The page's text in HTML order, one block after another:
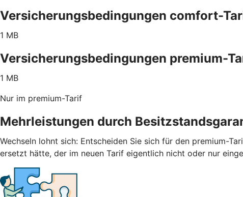
Versicherungsbedingungen comfort-
1 MB
Versicherungsbedingungen premium-
1 MB
Nur im premium-Tarif
Mehrleistungen durch
Wechseln lohnt sich: Entscheiden Sie sich für den premium-
ersetzt hätte, der im neuen Tarif eigentlich nicht oder nur